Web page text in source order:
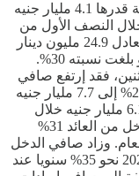
حقق بنك الكويت الوطني- مصر، أرباحا صافية قدرها 4.1 مليار جنيه
كويتي) خلال النصف الأول من
عام 2025، مقابل 3.2 مليار جنيه مصري (ما يعادل 24.9 مليون دينار
كويتي) خلال الفترة نفسها من عام 2024 بنمو بلغت نسبته 30%.
فقد إرتفع صافي
إيرادات النشاط لـ"الكويت الوطني - مصر" 28% إلى 7.7 مليار جنيه
خلال النصف الأول من العام الحالي، مقابل 6.1 مليار جنيه خلال
الفترة ذاتها من عام 2024، كما زاد صافي الدخل من العائد 31%
من العام. وزاد صافي الدخل
بخلاف العائد والعمولات بالنصف الأول من 2025 نحو 35% سنويا عند